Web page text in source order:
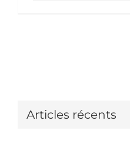
Articles récents